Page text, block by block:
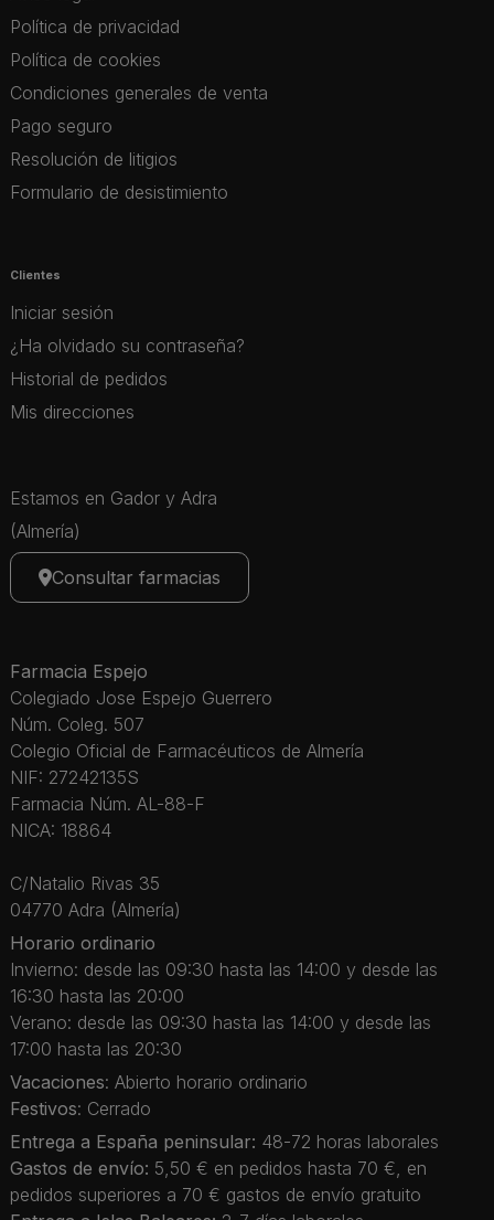
Política de privacidad
Política de cookies
Condiciones generales de venta
Pago seguro
Resolución de litigios
Formulario de desistimiento
Clientes
Iniciar sesión
¿Ha olvidado su contraseña?
Historial de pedidos
Mis direcciones
Estamos en Gador y Adra
(Almería)
Consultar farmacias
Farmacia Espejo
Colegiado Jose Espejo Guerrero
Núm. Coleg. 507
Colegio Oficial de Farmacéuticos de Almería
NIF: 27242135S
Farmacia Núm. AL-88-F
NICA: 18864
C/Natalio Rivas 35
04770 Adra (Almería)
Horario ordinario
Invierno: desde las 09:30 hasta las 14:00 y desde las
16:30 hasta las 20:00
Verano: desde las 09:30 hasta las 14:00 y desde las
17:00 hasta las 20:30
Vacaciones: Abierto horario ordinario
Festivos: Cerrado
Entrega a España peninsular: 48-72 horas laborales
Gastos de envío: 5,50 € en pedidos hasta 70 €, en
pedidos superiores a 70 € gastos de envío gratuito